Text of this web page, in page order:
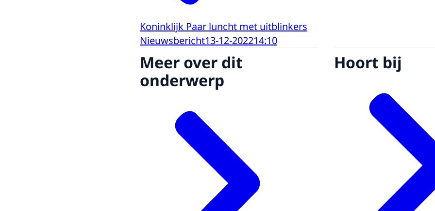
Koninklijk Paar luncht met uitblinkers
Nieuwsbericht13-12-202214:10
Meer over dit
onderwerp
Hoort bij